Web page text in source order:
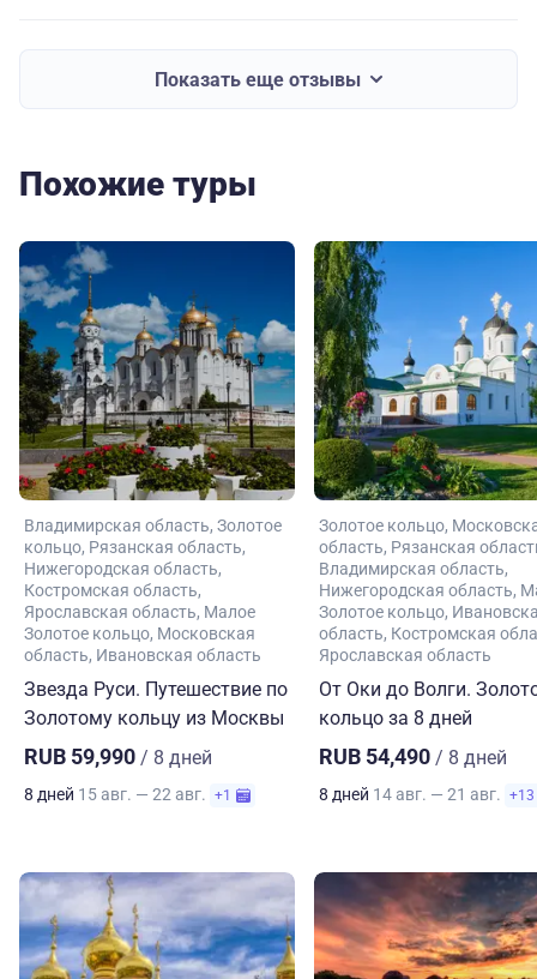
Показать еще отзывы
Похожие туры
Владимирская область Золотое
кольцо Рязанская область
Нижегородская область
Костромская область
Ярославская область Малое
Золотое кольцо Московская
область Ивановская область
Звезда Руси. Путешествие по
Золотому кольцу из Москвы
RUB 59,990 / 8 дней
8 дней 15 авг. — 22 авг. +1
Золотое кольцо
область Рязанская
Владимирская область
Нижегородская область
Золотое кольцо
область Костромская
Ярославская область
От Оки до Волги.
кольцо за 8 дней
RUB 54,490 / 8 дней
8 дней 14 авг. — 21 авг. +13